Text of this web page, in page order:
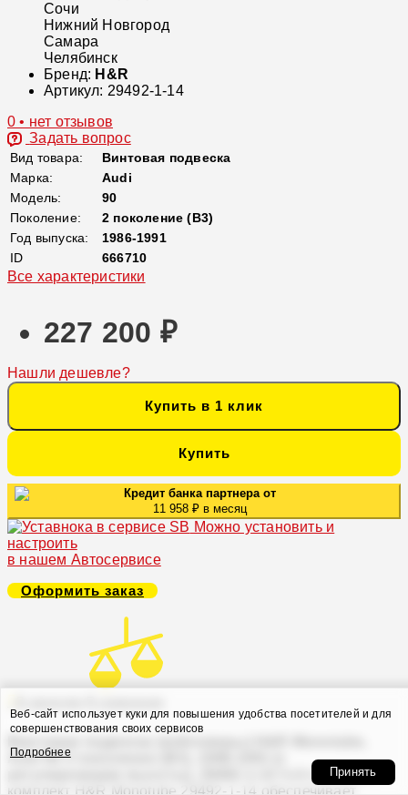
Сочи
Нижний Новгород
Самара
Челябинск
Бренд: H&R
Артикул: 29492-1-14
0 • нет отзывов
Задать вопрос
Вид товара:
Винтовая подвеска
Марка:
Audi
Модель:
90
Поколение:
2 поколение (B3)
Год выпуска:
1986-1991
ID
666710
Все характеристики
227 200 ₽
Нашли дешевле?
Купить в 1 клик
Купить
Кредит банка партнера от
11 958 ₽ в месяц
Можно установить и
настроить
в нашем Автосервисе
Оформить заказ
Audi 90 2 поколение (B3), 1986-1991 (с
Койловерный
комплект H&R Monotube 29492-1-14 обеспечивает
Веб-сайт использует куки для повышения удобства посетителей и для
совершенствования своих сервисов
Подробнее
Принять